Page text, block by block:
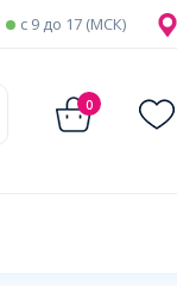
c 9 до 17 (МСК)
0